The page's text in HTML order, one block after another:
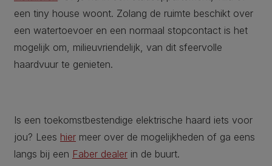
een tiny house woont. Zolang de ruimte beschikt over
een watertoevoer en een normaal stopcontact is het
mogelijk om, milieuvriendelijk, van dit sfeervolle
haardvuur te genieten.
Is een toekomstbestendige elektrische haard iets voor
jou? Lees hier meer over de mogelijkheden of ga eens
langs bij een Faber dealer in de buurt.